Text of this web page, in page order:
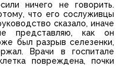
ничего не говорить.
что его сослуживцы
сказало, иначе
представляю, как он
был разрыв селезенки,
Врачи в госпитале
повреждена, почки